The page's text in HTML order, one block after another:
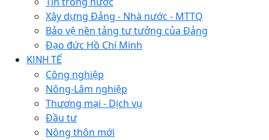
Xây dựng Đảng - Nhà nước - MTTQ
Bảo vệ nền tảng tư tưởng của Đảng
Đạo đức Hồ Chí Minh
KINH TẾ
Công nghiệp
Nông-Lâm nghiệp
Thương mại - Dịch vụ
Đầu tư
Nông thôn mới